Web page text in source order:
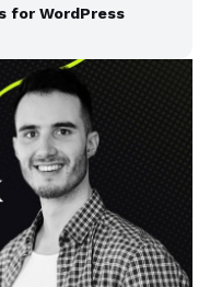
for WordPress